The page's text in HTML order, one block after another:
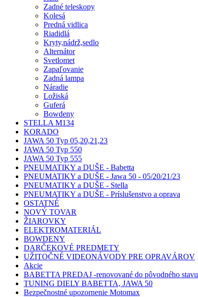
Zadné teleskopy
Kolesá
Predná vidlica
Riadidlá
Kryty,nádrž,sedlo
Alternátor
Svetlomet
Zapaľovanie
Zadná lampa
Náradie
Ložiská
Guferá
Bowdeny
STELLA M134
KORADO
JAWA 50 Typ 05,20,21,23
JAWA 50 Typ 550
JAWA 50 Typ 555
PNEUMATIKY a DUŠE - Babetta
PNEUMATIKY a DUŠE - Jawa 50 - 05/20/21/23
PNEUMATIKY a DUŠE - Stella
PNEUMATIKY a DUŠE - Príslušenstvo a oprava
OSTATNÉ
NOVÝ TOVAR
ŽIAROVKY
ELEKTROMATERIÁL
BOWDENY
DARČEKOVÉ PREDMETY
UŽITOČNÉ VIDEONÁVODY PRE OPRAVÁROV
Akcie
BABETTA PREDAJ -renovované do pôvodného stavu
TUNING DIELY BABETTA, JAWA 50
Bezpečnostné upozornenie Motomax